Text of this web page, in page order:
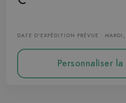
DATE D'EXPÉDITION PRÉVUE :
Personnaliser